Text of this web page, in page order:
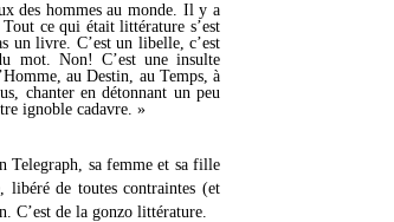
des hommes au monde. Il y a
ce qui était littérature s’est
un livre. C’est un libelle, c’est
mot. Non! C’est une insulte
au Destin, au Temps, à
chanter en détonnant un peu
ignoble cadavre. »
Telegraph, sa femme et sa fille
de toutes contraintes (et
C’est de la gonzo littérature.